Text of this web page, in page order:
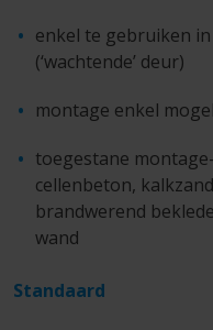
enkel te gebruiken
(‘wachtende’ deur)
montage enkel
toegestane
cellenbeton,
brandwerend
wand
Standaard